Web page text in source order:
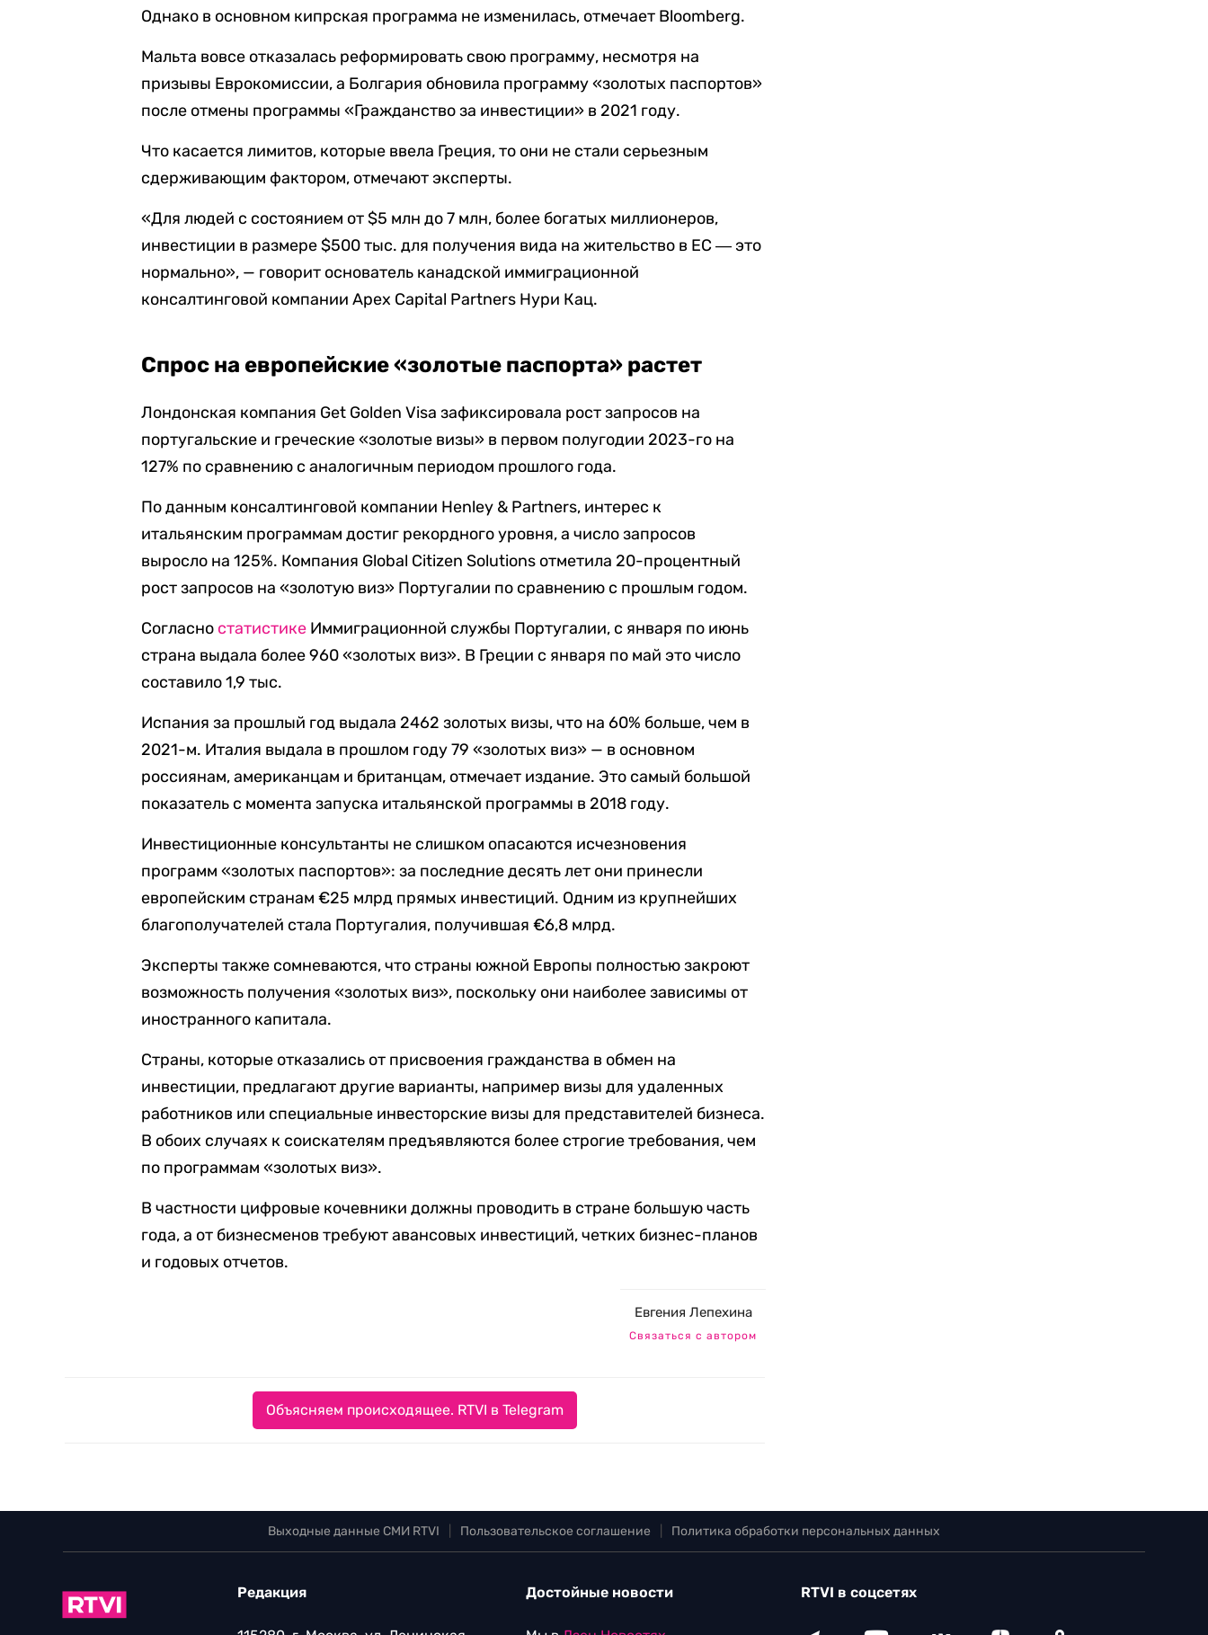
Однако в основном кипрская программа не изменилась, отмечает Bloomberg.
Мальта вовсе отказалась реформировать свою программу, несмотря на
призывы Еврокомиссии, а Болгария обновила программу «золотых паспортов»
после отмены программы «Гражданство за инвестиции» в 2021 году.
Что касается лимитов, которые ввела Греция, то они не стали серьезным
сдерживающим фактором, отмечают эксперты.
«Для людей с состоянием от $5 млн до 7 млн, более богатых миллионеров,
инвестиции в размере $500 тыс. для получения вида на жительство в ЕС ― это
нормально», — говорит основатель канадской иммиграционной
консалтинговой компании Apex Capital Partners Нури Кац.
Спрос на европейские «золотые паспорта» растет
Лондонская компания Get Golden Visa зафиксировала рост запросов на
португальские и греческие «золотые визы» в первом полугодии 2023-го на
127% по сравнению с аналогичным периодом прошлого года.
По данным консалтинговой компании Henley & Partners, интерес к
итальянским программам достиг рекордного уровня, а число запросов
выросло на 125%. Компания Global Citizen Solutions отметила 20-процентный
рост запросов на «золотую виз» Португалии по сравнению с прошлым годом.
Согласно статистике Иммиграционной службы Португалии, с января по июнь
страна выдала более 960 «золотых виз». В Греции с января по май это число
составило 1,9 тыс.
Испания за прошлый год выдала 2462 золотых визы, что на 60% больше, чем в
2021-м. Италия выдала в прошлом году 79 «золотых виз» — в основном
россиянам, американцам и британцам, отмечает издание. Это самый большой
показатель с момента запуска итальянской программы в 2018 году.
Инвестиционные консультанты не слишком опасаются исчезновения
программ «золотых паспортов»: за последние десять лет они принесли
европейским странам €25 млрд прямых инвестиций. Одним из крупнейших
благополучателей стала Португалия, получившая €6,8 млрд.
Эксперты также сомневаются, что страны южной Европы полностью закроют
возможность получения «золотых виз», поскольку они наиболее зависимы от
иностранного капитала.
Cтраны, которые отказались от присвоения гражданства в обмен на
инвестиции, предлагают другие варианты, например визы для удаленных
работников или специальные инвесторские визы для представителей бизнеса.
В обоих случаях к соискателям предъявляются более строгие требования, чем
по программам «золотых виз».
В частности цифровые кочевники должны проводить в стране большую часть
года, а от бизнесменов требуют авансовых инвестиций, четких бизнес-планов
и годовых отчетов.
Евгения Лепехина
Связаться с автором
Объясняем происходящее. RTVI в Telegram
Выходные данные СМИ RTVI Пользовательское соглашение Политика обработки персональных данных
Редакция Достойные новости RTVI в соцсетях